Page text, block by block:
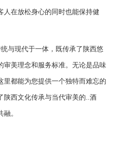
人在放松身心的同时也能保持健
与现代于一体，既传承了陕西悠
审美理念和服务标准。无论是品味
里都能为您提供一个独特而难忘的
陕西文化传承与当代审美的..酒
。